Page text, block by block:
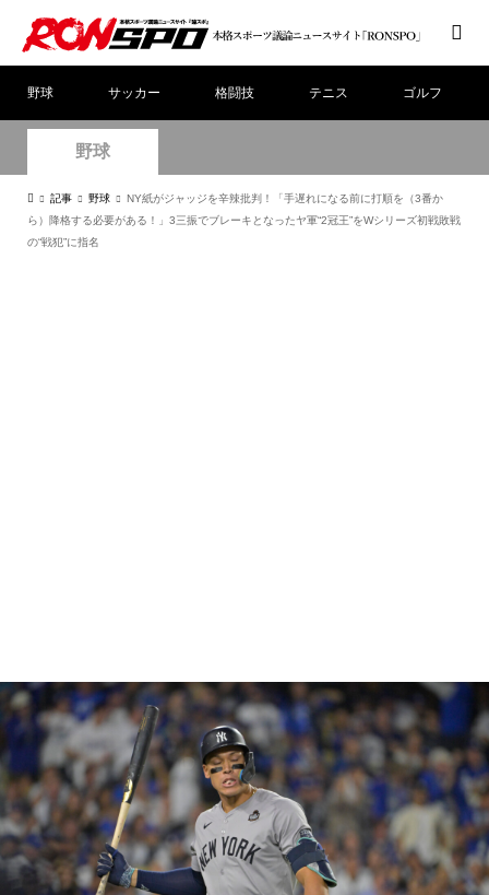
野球 サッカー 格闘技 テニス ゴルフ
野球
記事 野球
NY紙がジャッジを辛辣批判！「手遅れになる前に打順を（3番か
ら）降格する必要がある！」3三振でブレーキとなったヤ軍“2冠王”をWシリーズ初戦敗戦
の“戦犯”に指名